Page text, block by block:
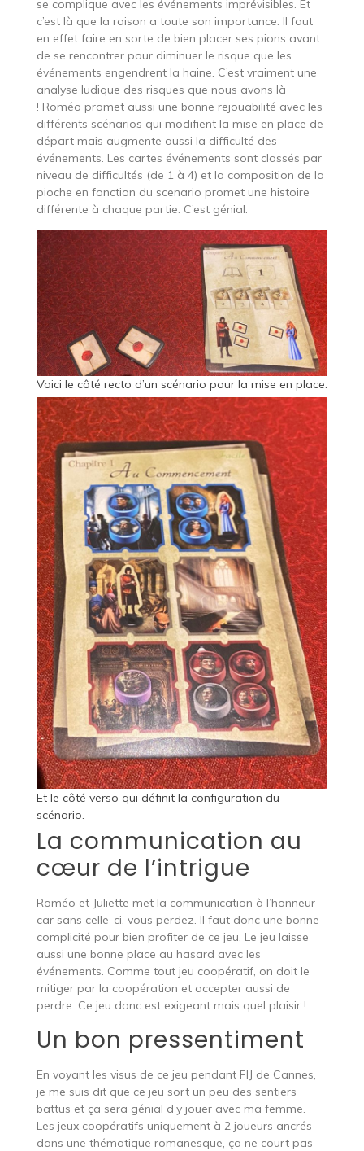
se complique avec les événements imprévisibles. Et
c’est là que la raison a toute son importance. Il faut
en effet faire en sorte de bien placer ses pions avant
de se rencontrer pour diminuer le risque que les
événements engendrent la haine. C’est vraiment une
analyse ludique des risques que nous avons là
! Roméo promet aussi une bonne rejouabilité avec les
différents scénarios qui modifient la mise en place de
départ mais augmente aussi la difficulté des
événements. Les cartes événements sont classés par
niveau de difficultés (de 1 à 4) et la composition de la
pioche en fonction du scenario promet une histoire
différente à chaque partie. C’est génial.
Voici le côté recto d’un scénario pour la mise en place.
Et le côté verso qui définit la configuration du
scénario.
La communication au
cœur de l’intrigue
Roméo et Juliette met la communication à l’honneur
car sans celle-ci, vous perdez. Il faut donc une bonne
complicité pour bien profiter de ce jeu. Le jeu laisse
aussi une bonne place au hasard avec les
événements. Comme tout jeu coopératif, on doit le
mitiger par la coopération et accepter aussi de
perdre. Ce jeu donc est exigeant mais quel plaisir !
Un bon pressentiment
En voyant les visus de ce jeu pendant FIJ de Cannes,
je me suis dit que ce jeu sort un peu des sentiers
battus et ça sera génial d’y jouer avec ma femme.
Les jeux coopératifs uniquement à 2 joueurs ancrés
dans une thématique romanesque, ça ne court pas